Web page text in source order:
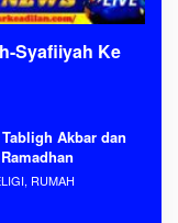
Syafiiyah Ke
Akbar dan
RUMAH